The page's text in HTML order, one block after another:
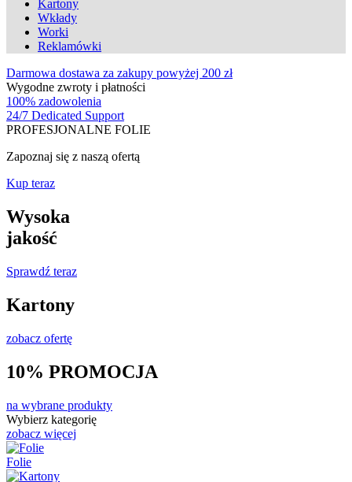
Kartony
Wkłady
Worki
Reklamówki
Darmowa dostawa za zakupy powyżej 200 zł
Wygodne zwroty i płatności
100% zadowolenia
24/7 Dedicated Support
PROFESJONALNE FOLIE
Zapoznaj się z naszą ofertą
Kup teraz
Wysoka
jakość
Sprawdź teraz
Kartony
zobacz ofertę
10% PROMOCJA
na wybrane produkty
Wybierz kategorię
zobacz więcej
Folie